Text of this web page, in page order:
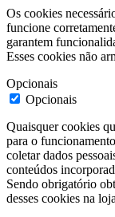
Os cookies
funcione
garantem
Esses cookies não
Opcionais
Opcionais
Quaisquer cookies
para o
coletar dados
conteúdos
Sendo obrigatório
desses cookies na